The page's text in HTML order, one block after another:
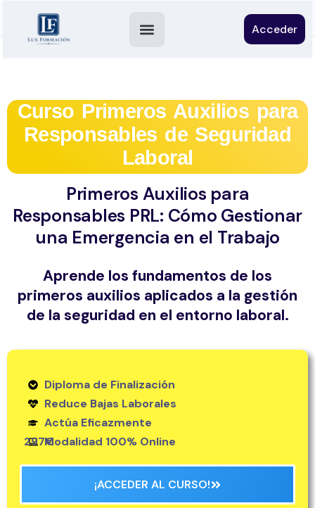
Acceder
Curso Primeros Auxilios para
Responsables de Seguridad
Laboral
Primeros Auxilios para
Responsables PRL: Cómo Gestionar
una Emergencia en el Trabajo
Aprende los fundamentos de los
primeros auxilios aplicados a la gestión
de la seguridad en el entorno laboral.
Diploma de Finalización
Reduce Bajas Laborales
Actúa Eficazmente
Modalidad 100% Online
297€
¡ACCEDER AL CURSO!